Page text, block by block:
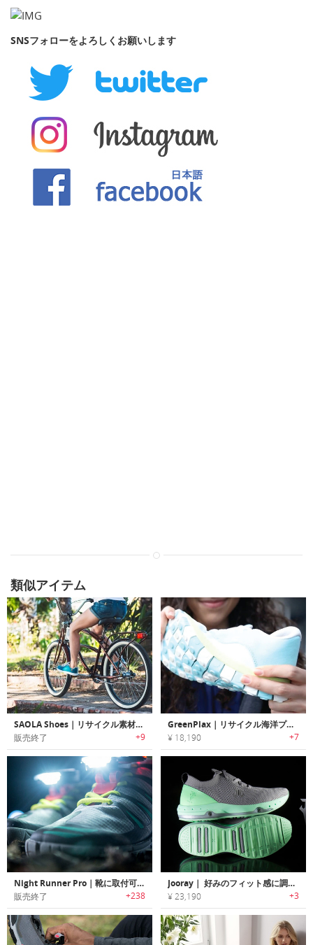
SNSフォローをよろしくお願いします
類似アイテム
SAOLA Shoes｜リサイクル素材を使用した環境保護に役立つシューズ「サオラシューズ」
販売終了 +9
GreenPlax｜リサイクル海洋プラスチック製のエコスニーカー「グリーンプラックス」
¥ 18,190 +7
Night Runner Pro｜靴に取付可能な夜間アウトドアスポーツ用シューズライト「ナイトランナー プロ」
販売終了 +238
Jooray｜ 好みのフィット感に調整可能なスタイリッシュニットシューズ「ジューレイ」
¥ 23,190 +3